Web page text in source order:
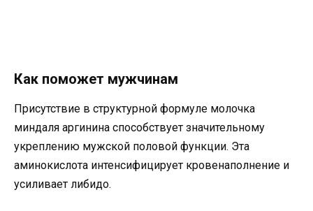
Как поможет мужчинам
Присутствие в структурной формуле молочка
миндаля аргинина способствует значительному
укреплению мужской половой функции. Эта
аминокислота интенсифицирует кровенаполнение и
усиливает либидо.